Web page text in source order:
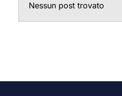
Nessun post trovato